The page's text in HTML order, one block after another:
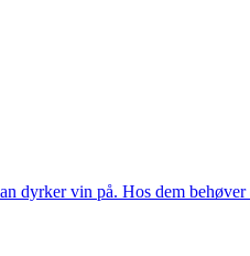
dyrker vin på. Hos dem